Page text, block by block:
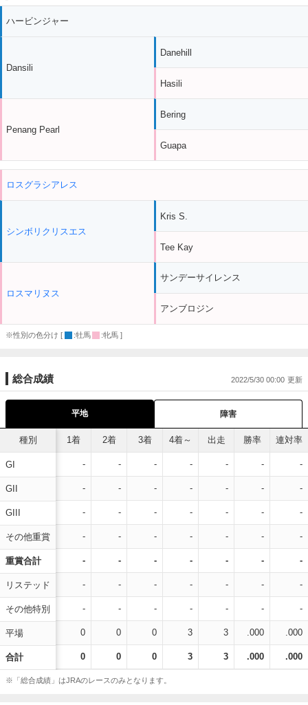
ハービンジャー
Dansili
Penang Pearl
Danehill
Hasili
Bering
Guapa
ロスグラシアレス
シンボリクリスエス
ロスマリヌス
Kris S.
Tee Kay
サンデーサイレンス
アンブロジン
※性別の色分け [ :牡馬 :牝馬 ]
総合成績 2022/5/30 00:00
平地 障害
種別
GI
GII
GIII
その他重賞
重賞合計
リステッド
その他特別
平場
合計
1着 2着 3着 4着～ 出走 勝率 連対率
- - - - - - -
- - - - - - -
- - - - - - -
- - - - - - -
- - - - - - -
- - - - - - -
- - - - - - -
0 0 0 3 3 .000 .000
0 0 0 3 3 .000 .000
※「総合成績」はJRAのレースのみとなります。